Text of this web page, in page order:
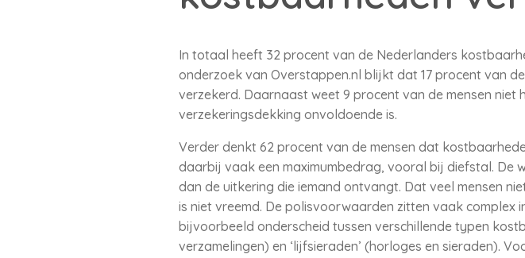
In totaal heeft 32 procent van de Nederlanders
onderzoek van Overstappen.nl blijkt dat 17 procent van
verzekerd. Daarnaast weet 9 procent van de mensen
verzekeringsdekking onvoldoende is.
Verder denkt 62 procent van de mensen dat
daarbij vaak een maximumbedrag, vooral bij diefstal. De
dan de uitkering die iemand ontvangt. Dat veel mensen
is niet vreemd. De polisvoorwaarden zitten vaak complex
bijvoorbeeld onderscheid tussen verschillende typen
verzamelingen) en ‘lijfsieraden’ (horloges en sieraden).